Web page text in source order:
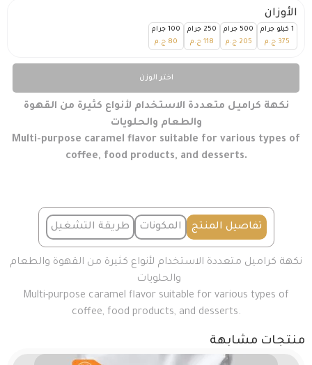
الأوزان
1 كيلو جرام
375 ج.م
500 جرام
205 ج.م
250 جرام
118 ج.م
100 جرام
80 ج.م
اختر الوزن
نكهة كراميل متعددة الاستخدام لأنواع كثيرة من القهوة
والطعام والحلويات
Multi-purpose caramel flavor suitable for various types of
coffee, food products, and desserts.
تفاصيل المنتج المكونات طريقة التشغيل
نكهة كراميل متعددة الاستخدام لأنواع كثيرة من القهوة والطعام
والحلويات
Multi-purpose caramel flavor suitable for various types of
coffee, food products, and desserts.
منتجات مشابهة